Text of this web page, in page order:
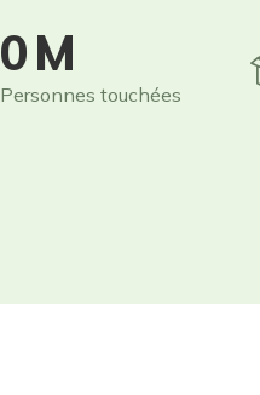
0M
Personnes touchées